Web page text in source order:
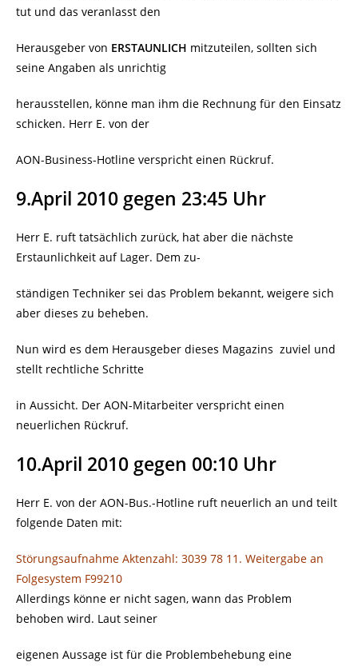
tut und das veranlasst den
Herausgeber von ERSTAUNLICH mitzuteilen, sollten sich
seine Angaben als unrichtig
herausstellen, könne man ihm die Rechnung für den Einsatz
schicken. Herr E. von der
AON-Business-Hotline verspricht einen Rückruf.
9.April 2010 gegen 23:45 Uhr
Herr E. ruft tatsächlich zurück, hat aber die nächste
Erstaunlichkeit auf Lager. Dem zu-
ständigen Techniker sei das Problem bekannt, weigere sich
aber dieses zu beheben.
Nun wird es dem Herausgeber dieses Magazins zuviel und
stellt rechtliche Schritte
in Aussicht. Der AON-Mitarbeiter verspricht einen
neuerlichen Rückruf.
10.April 2010 gegen 00:10 Uhr
Herr E. von der AON-Bus.-Hotline ruft neuerlich an und teilt
folgende Daten mit:
Störungsaufnahme Aktenzahl: 3039 78 11. Weitergabe an
Folgesystem F99210
Allerdings könne er nicht sagen, wann das Problem
behoben wird. Laut seiner
eigenen Aussage ist für die Problembehebung eine